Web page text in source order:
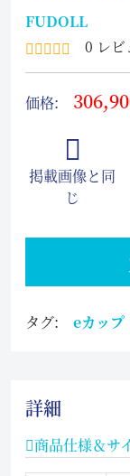
FUDOLL
0 レビ
価格:
掲載画像と同
じ
タグ: eカップ
詳細
商品仕様＆サ